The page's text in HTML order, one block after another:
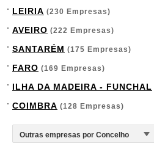
LEIRIA (230 Empresas)
AVEIRO (222 Empresas)
SANTARÉM (175 Empresas)
FARO (169 Empresas)
ILHA DA MADEIRA - FUNCHAL
COIMBRA (128 Empresas)